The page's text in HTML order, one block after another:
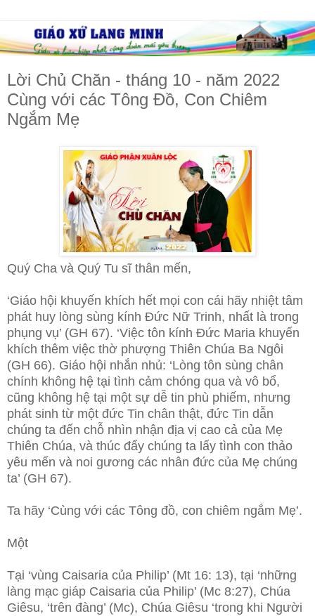
Lời Chủ Chăn - tháng 10 - năm 2022
Cùng với các Tông Đồ, Con Chiêm
Ngắm Mẹ
Quý Cha và Quý Tu sĩ thân mến,
‘Giáo hội khuyến khích hết mọi con cái hãy nhiệt tâm
phát huy lòng sùng kính Đức Nữ Trinh, nhất là trong
phụng vụ’ (GH 67). ‘Việc tôn kính Đức Maria khuyến
khích thêm việc thờ phượng Thiên Chúa Ba Ngôi
(GH 66). Giáo hội nhắn nhủ: ‘Lòng tôn sùng chân
chính không hệ tại tình cảm chóng qua và vô bổ,
cũng không hệ tại một sự dễ tin phù phiếm, nhưng
phát sinh từ một đức Tin chân thật, đức Tin dẫn
chúng ta đến chỗ nhìn nhận địa vị cao cả của Mẹ
Thiên Chúa, và thúc đẩy chúng ta lấy tình con thảo
yêu mến và noi gương các nhân đức của Mẹ chúng
ta’ (GH 67).
Ta hãy ‘Cùng với các Tông đồ, con chiêm ngắm Mẹ’.
Một
Tại ‘vùng Caisaria của Philip’ (Mt 16: 13), tại ‘những
làng mạc giáp Caisaria của Philip’ (Mc 8:27), Chúa
Giêsu, ‘trên đàng’ (Mc), Chúa Giêsu ‘trong khi Người